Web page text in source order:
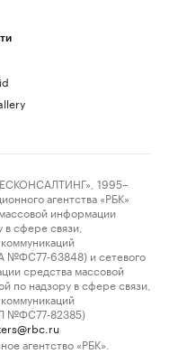
1995–
агентства «РБК»
информации
сфере связи,
№ФС77-63848) и сетевого
средства массовой
по надзору в сфере связи,
№ФС77-82385)
агентство «РБК».